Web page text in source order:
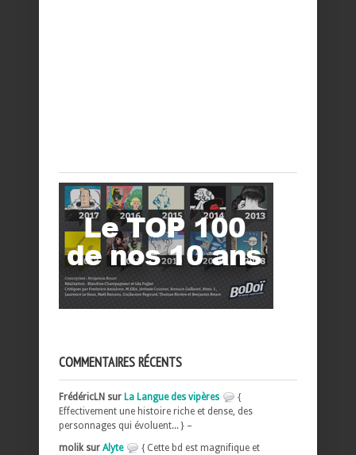
COMMENTAIRES RÉCENTS
FrédéricLN sur La Langue des vipères
{
Effectivement une histoire riche et dense, des
personnages qui évoluent... } –
molik sur Alyte
{ Cette bd est magnifique et